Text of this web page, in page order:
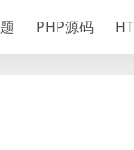
PHP源码